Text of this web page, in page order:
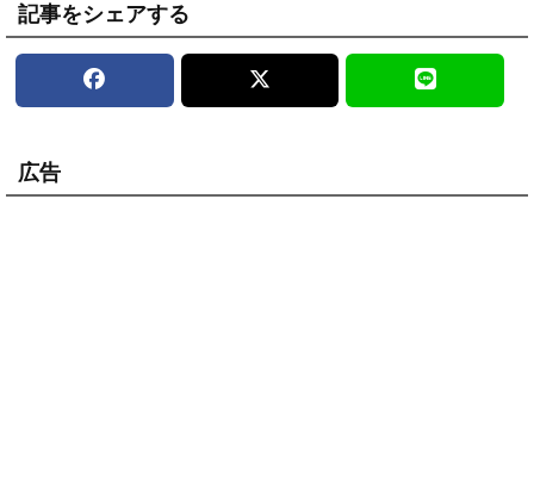
記事をシェアする
広告